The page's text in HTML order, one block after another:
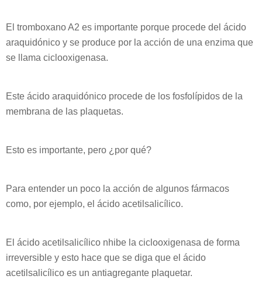
El tromboxano A2 es importante porque procede del ácido
araquidónico y se produce por la acción de una enzima que
se llama ciclooxigenasa.
Este ácido araquidónico procede de los fosfolípidos de la
membrana de las plaquetas.
Esto es importante, pero ¿por qué?
Para entender un poco la acción de algunos fármacos
como, por ejemplo, el ácido acetilsalicílico.
El ácido acetilsalicílico nhibe la ciclooxigenasa de forma
irreversible y esto hace que se diga que el ácido
acetilsalicílico es un antiagregante plaquetar.